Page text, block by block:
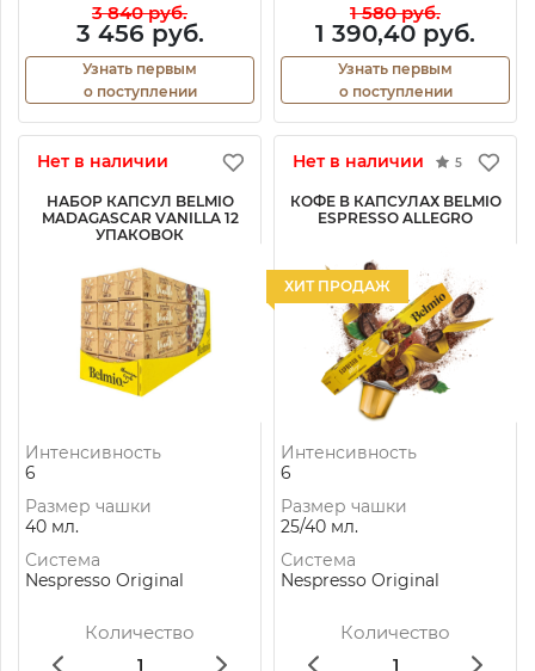
3 840 руб.
3 456 руб.
Узнать первым
о поступлении
1 580 руб.
1 390,40 руб.
Узнать первым
о поступлении
Нет в наличии
НАБОР КАПСУЛ BELMIO
MADAGASCAR VANILLA 12
УПАКОВОК
Интенсивность
6
Размер чашки
40 мл.
Система
Nespresso Original
Количество
Нет в наличии 5
ХИТ ПРОДАЖ
КОФЕ В КАПСУЛАХ BELMIO
ESPRESSO ALLEGRO
Интенсивность
6
Размер чашки
25/40 мл.
Система
Nespresso Original
Количество